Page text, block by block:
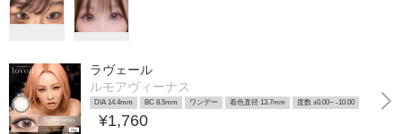
ラヴェール
ルモアヴィーナス
DIA 14.4mm BC 8.5mm ワンデー 着色直径 13.7mm 度数 ±0.00~ -10.00
¥1,760